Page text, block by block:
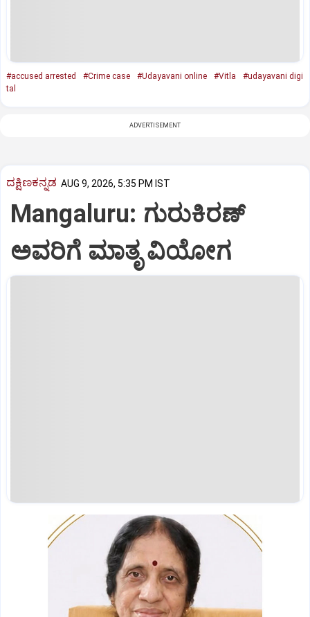
#accused arrested #Crime case #Udayavani online #Vitla
#udayavani digi
tal
ADVERTISEMENT
ದಕ್ಷಿಣಕನ್ನಡ AUG 9, 2026, 5:35 PM IST
Mangaluru: ಗುರುಕಿರಣ್
ಅವರಿಗೆ ಮಾತೃ ವಿಯೋಗ